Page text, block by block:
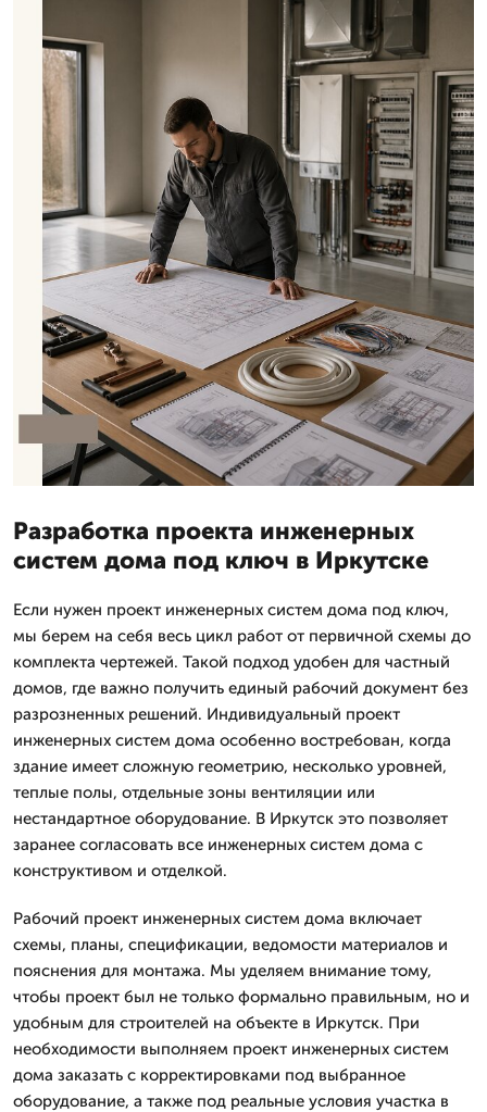
Разработка проекта инженерных
систем дома под ключ в Иркутске
Если нужен проект инженерных систем дома под ключ,
мы берем на себя весь цикл работ от первичной схемы до
комплекта чертежей. Такой подход удобен для частный
домов, где важно получить единый рабочий документ без
разрозненных решений. Индивидуальный проект
инженерных систем дома особенно востребован, когда
здание имеет сложную геометрию, несколько уровней,
теплые полы, отдельные зоны вентиляции или
нестандартное оборудование. В Иркутск это позволяет
заранее согласовать все инженерных систем дома с
конструктивом и отделкой.
Рабочий проект инженерных систем дома включает
схемы, планы, спецификации, ведомости материалов и
пояснения для монтажа. Мы уделяем внимание тому,
чтобы проект был не только формально правильным, но и
удобным для строителей на объекте в Иркутск. При
необходимости выполняем проект инженерных систем
дома заказать с корректировками под выбранное
оборудование, а также под реальные условия участка в